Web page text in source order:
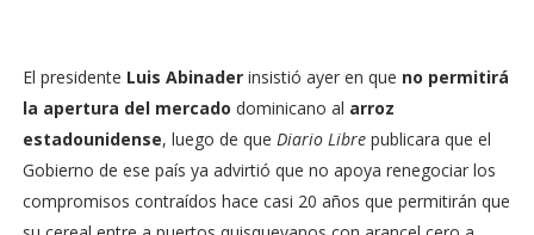
El presidente Luis Abinaderinsistió ayer en que no permitirá
la apertura del mercado dominicano al arroz
estadounidense, luego de que Diario Librepublicara que el
Gobierno de ese país ya advirtió que no apoya renegociar los
compromisos contraídos hace casi 20 años que permitirán que